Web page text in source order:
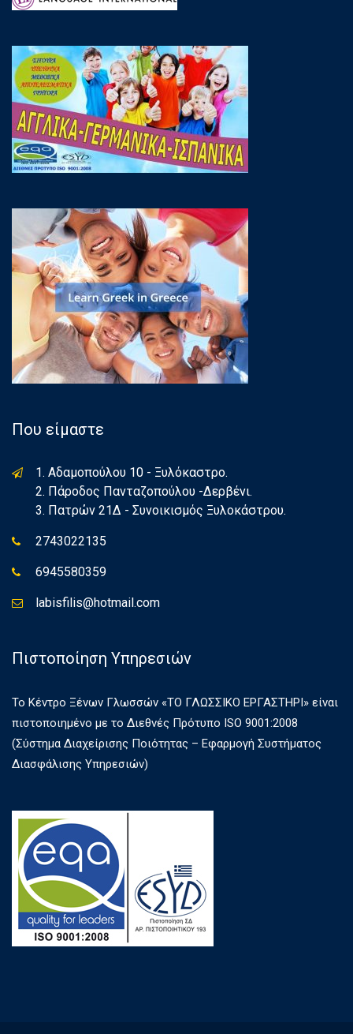
Που είμαστε
1. Αδαμοπούλου 10 - Ξυλόκαστρο.
2. Πάροδος Πανταζοπούλου -Δερβένι.
3. Πατρών 21Δ - Συνοικισμός Ξυλοκάστρου.
2743022135
6945580359
labisfilis@hotmail.com
Πιστοποίηση Υπηρεσιών
Το Κέντρο Ξένων Γλωσσών «ΤΟ ΓΛΩΣΣΙΚΟ ΕΡΓΑΣΤΗΡΙ» είναι
πιστοποιημένο με το Διεθνές Πρότυπο ISO 9001:2008
(Σύστημα Διαχείρισης Ποιότητας – Εφαρμογή Συστήματος
Διασφάλισης Υπηρεσιών)